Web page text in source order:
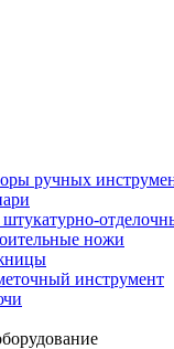
ручных
ножи
инструмент